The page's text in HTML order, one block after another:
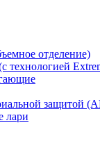
отделение)
технологией
защитой
лари